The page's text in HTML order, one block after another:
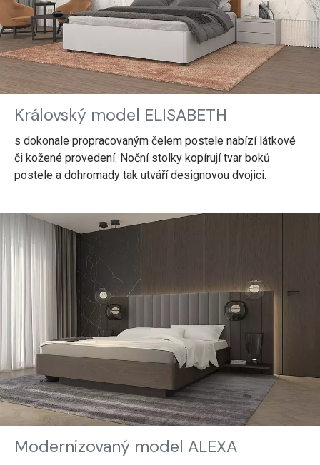
Královský model ELISABETH
s dokonale propracovaným čelem postele nabízí látkové
či kožené provedení. Noční stolky kopírují tvar boků
postele a dohromady tak utváří designovou dvojici.
Modernizovaný model ALEXA